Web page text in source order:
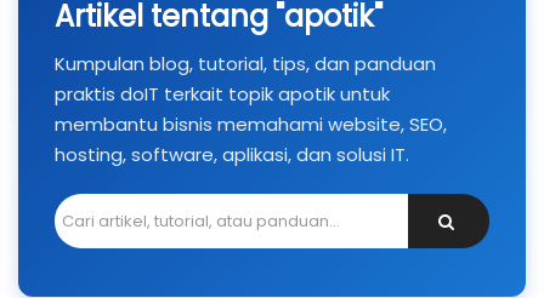
Artikel tentang "apotik"
Kumpulan blog, tutorial, tips, dan panduan
praktis doIT terkait topik apotik untuk
membantu bisnis memahami website, SEO,
hosting, software, aplikasi, dan solusi IT.